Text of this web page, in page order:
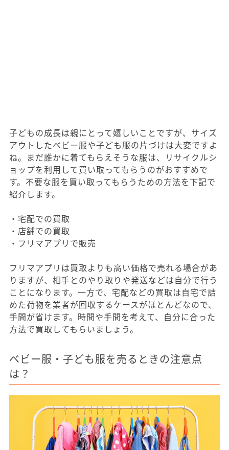
子どもの成長は親にとって嬉しいことですが、サイズ
アウトしたベビー服や子ども服の片づけは大変ですよ
ね。まだ誰かに着てもらえそうな服は、リサイクルシ
ョップを利用して買い取ってもらうのがおすすめで
す。不要な服を買い取ってもらうための方法を下記で
紹介します。
・宅配での買取
・店舗での買取
・フリマアプリで販売
フリマアプリは買取よりも高い価格で売れる場合があ
りますが、相手とのやり取りや発送などは自分で行う
ことになります。一方で、宅配などの買取は自宅で詰
めた荷物を業者が回収するケースがほとんどなので、
手間が省けます。時間や手間を考えて、自分に合った
方法で買取してもらいましょう。
ベビー服・子ども服を売るときの注意点
は？